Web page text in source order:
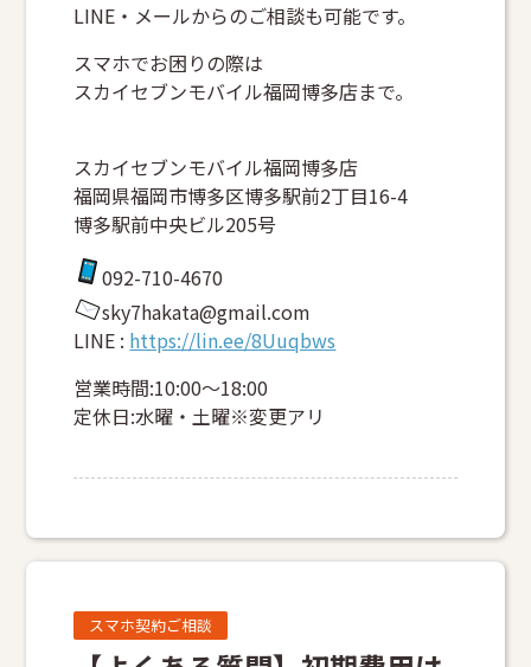
LINE・メールからのご相談も可能です。
スマホでお困りの際は
スカイセブンモバイル福岡博多店まで。
スカイセブンモバイル福岡博多店
福岡県福岡市博多区博多駅前2丁目16-4
博多駅前中央ビル205号
092-710-4670
sky7hakata@gmail.com
LINE : https://lin.ee/8Uuqbws
営業時間:10:00～18:00
定休日:水曜・土曜※変更アリ
スマホ契約ご相談